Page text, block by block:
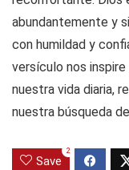
abundantemente y
con humildad y
versículo nos inspire
nuestra vida diaria,
nuestra búsqueda
Save
2